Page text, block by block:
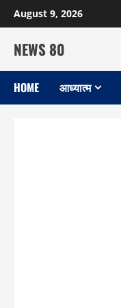
Skip
to
content
August 9, 2026
NEWS 80
HOME आध्यात्म